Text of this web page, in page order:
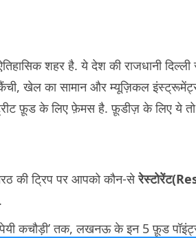
शहर है. ये देश की राजधानी
खेल का सामान और म्यूज़िकल
फ़ूड के लिए फ़ेमस है. फ़ूडीज़ के लिए ये तो
की ट्रिप पर आपको कौन-से
कचौड़ी’ तक, लखनऊ के इन 5 फ़ूड